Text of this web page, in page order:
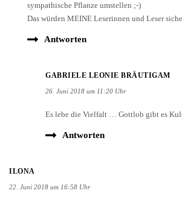
sympathische Pflanze umstellen ;-)
Das würden MEINE Leserinnen und Leser
Antworten
GABRIELE LEONIE BRÄUTIGAM
26. Juni 2018 um 11:20 Uhr
Es lebe die Vielfalt … Gottlob gibt es
Antworten
ILONA
22. Juni 2018 um 16:58 Uhr